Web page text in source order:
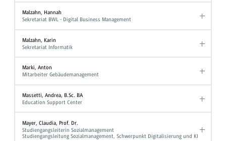
Malzahn, Hannah
Sekretariat BWL - Digital Business Management
Malzahn, Karin
Sekretariat Informatik
Marki, Anton
Mitarbeiter Gebäudemanagement
Massetti, Andrea, B.Sc. BA
Education Support Center
Mayer, Claudia, Prof. Dr.
Studiengangsleiterin Sozialmanagement
Studiengangsleitung Sozialmanagement, Schwerpunkt Digitalisierung und KI